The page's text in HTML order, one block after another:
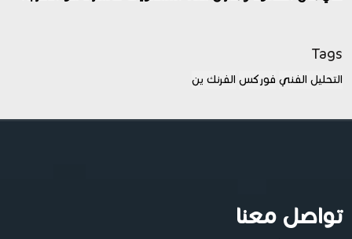
Tags
التحليل الفني فوركس الفرنك ين
تواصل معنا